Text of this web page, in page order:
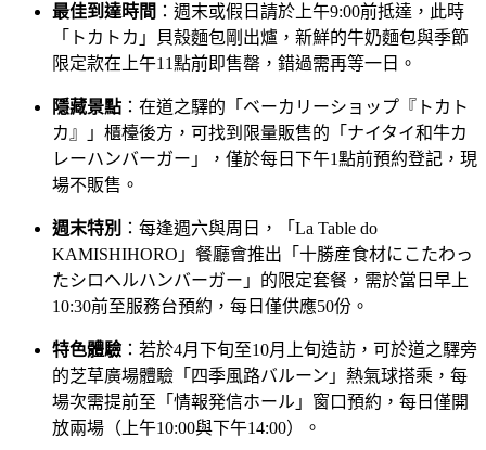
最佳到達時間 ：週末或假日請於上午9:00前抵達，此時
「トカトカ」貝殼麵包剛出爐，新鮮的牛奶麵包與季節
限定款在上午11點前即售罄，錯過需再等一日。
隱藏景點 ：在道之驛的「ベーカリーショップ『トカト
カ』」櫃檯後方，可找到限量販售的「ナイタイ和牛カ
レーハンバーガー」，僅於每日下午1點前預約登記，現
場不販售。
週末特別 ：每逢週六與周日，「La Table do
KAMISHIHORO」餐廳會推出「十勝産食材にこたわっ
たシロヘルハンバーガー」的限定套餐，需於當日早上
10:30前至服務台預約，每日僅供應50份。
特色體驗 ：若於4月下旬至10月上旬造訪，可於道之驛旁
的芝草廣場體驗「四季風路バルーン」熱氣球搭乘，每
場次需提前至「情報発信ホール」窗口預約，每日僅開
放兩場（上午10:00與下午14:00）。